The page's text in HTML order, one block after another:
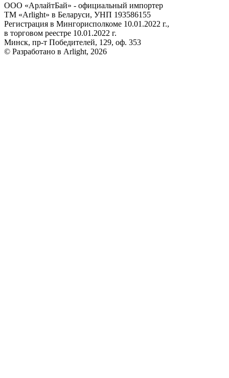
ООО «АрлайтБай» - официальный импортер
ТМ «Arlight» в Беларуси, УНП 193586155
Регистрация в Мингорисполкоме 10.01.2022 г.,
в торговом реестре 10.01.2022 г.
Минск, пр-т Победителей, 129, оф. 353
© Разработано в Arlight, 2026